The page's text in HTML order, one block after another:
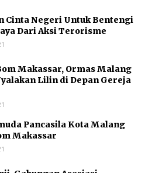
Cinta Negeri Untuk Bentengi
Dari Aksi Terorisme
Makassar, Ormas Malang
Lilin di Depan Gereja
Pancasila Kota Malang
Makassar